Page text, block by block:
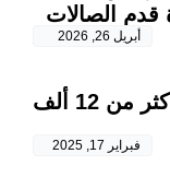
قدم الصالات
أبريل 26, 2026
أمير القصيم يرعى حفل تخريج أكثر من 12 ألف
فبراير 17, 2025